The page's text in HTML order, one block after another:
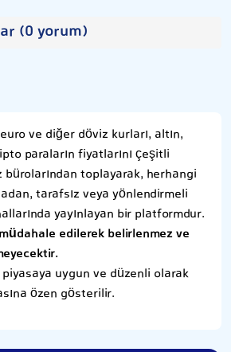
(0 yorum)
ve diğer döviz kurları, altın,
paraların fiyatlarını çeşitli
toplayarak, herhangi
tarafsız veya yönlendirmeli
yayınlayan bir platformdur.
edilerek belirlenmez ve
uygun ve düzenli olarak
özen gösterilir.